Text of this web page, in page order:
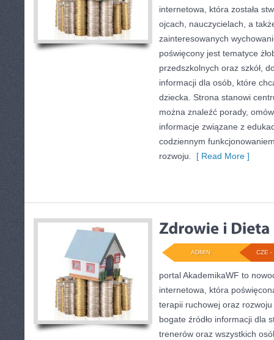
internetowa, która została
ojcach, nauczycielach, a
zainteresowanych
poświęcony jest tematyce
przedszkolnych oraz szkół,
informacji dla osób, które
dziecka. Strona stanowi
można znaleźć porady,
informacje związane z
codziennym
rozwoju.
[ Read More ]
CZE -
ADMIN
portal AkademikaWF to
internetowa, która
terapii ruchowej oraz rozwoju
bogate źródło informacji dla
trenerów oraz wszystkich